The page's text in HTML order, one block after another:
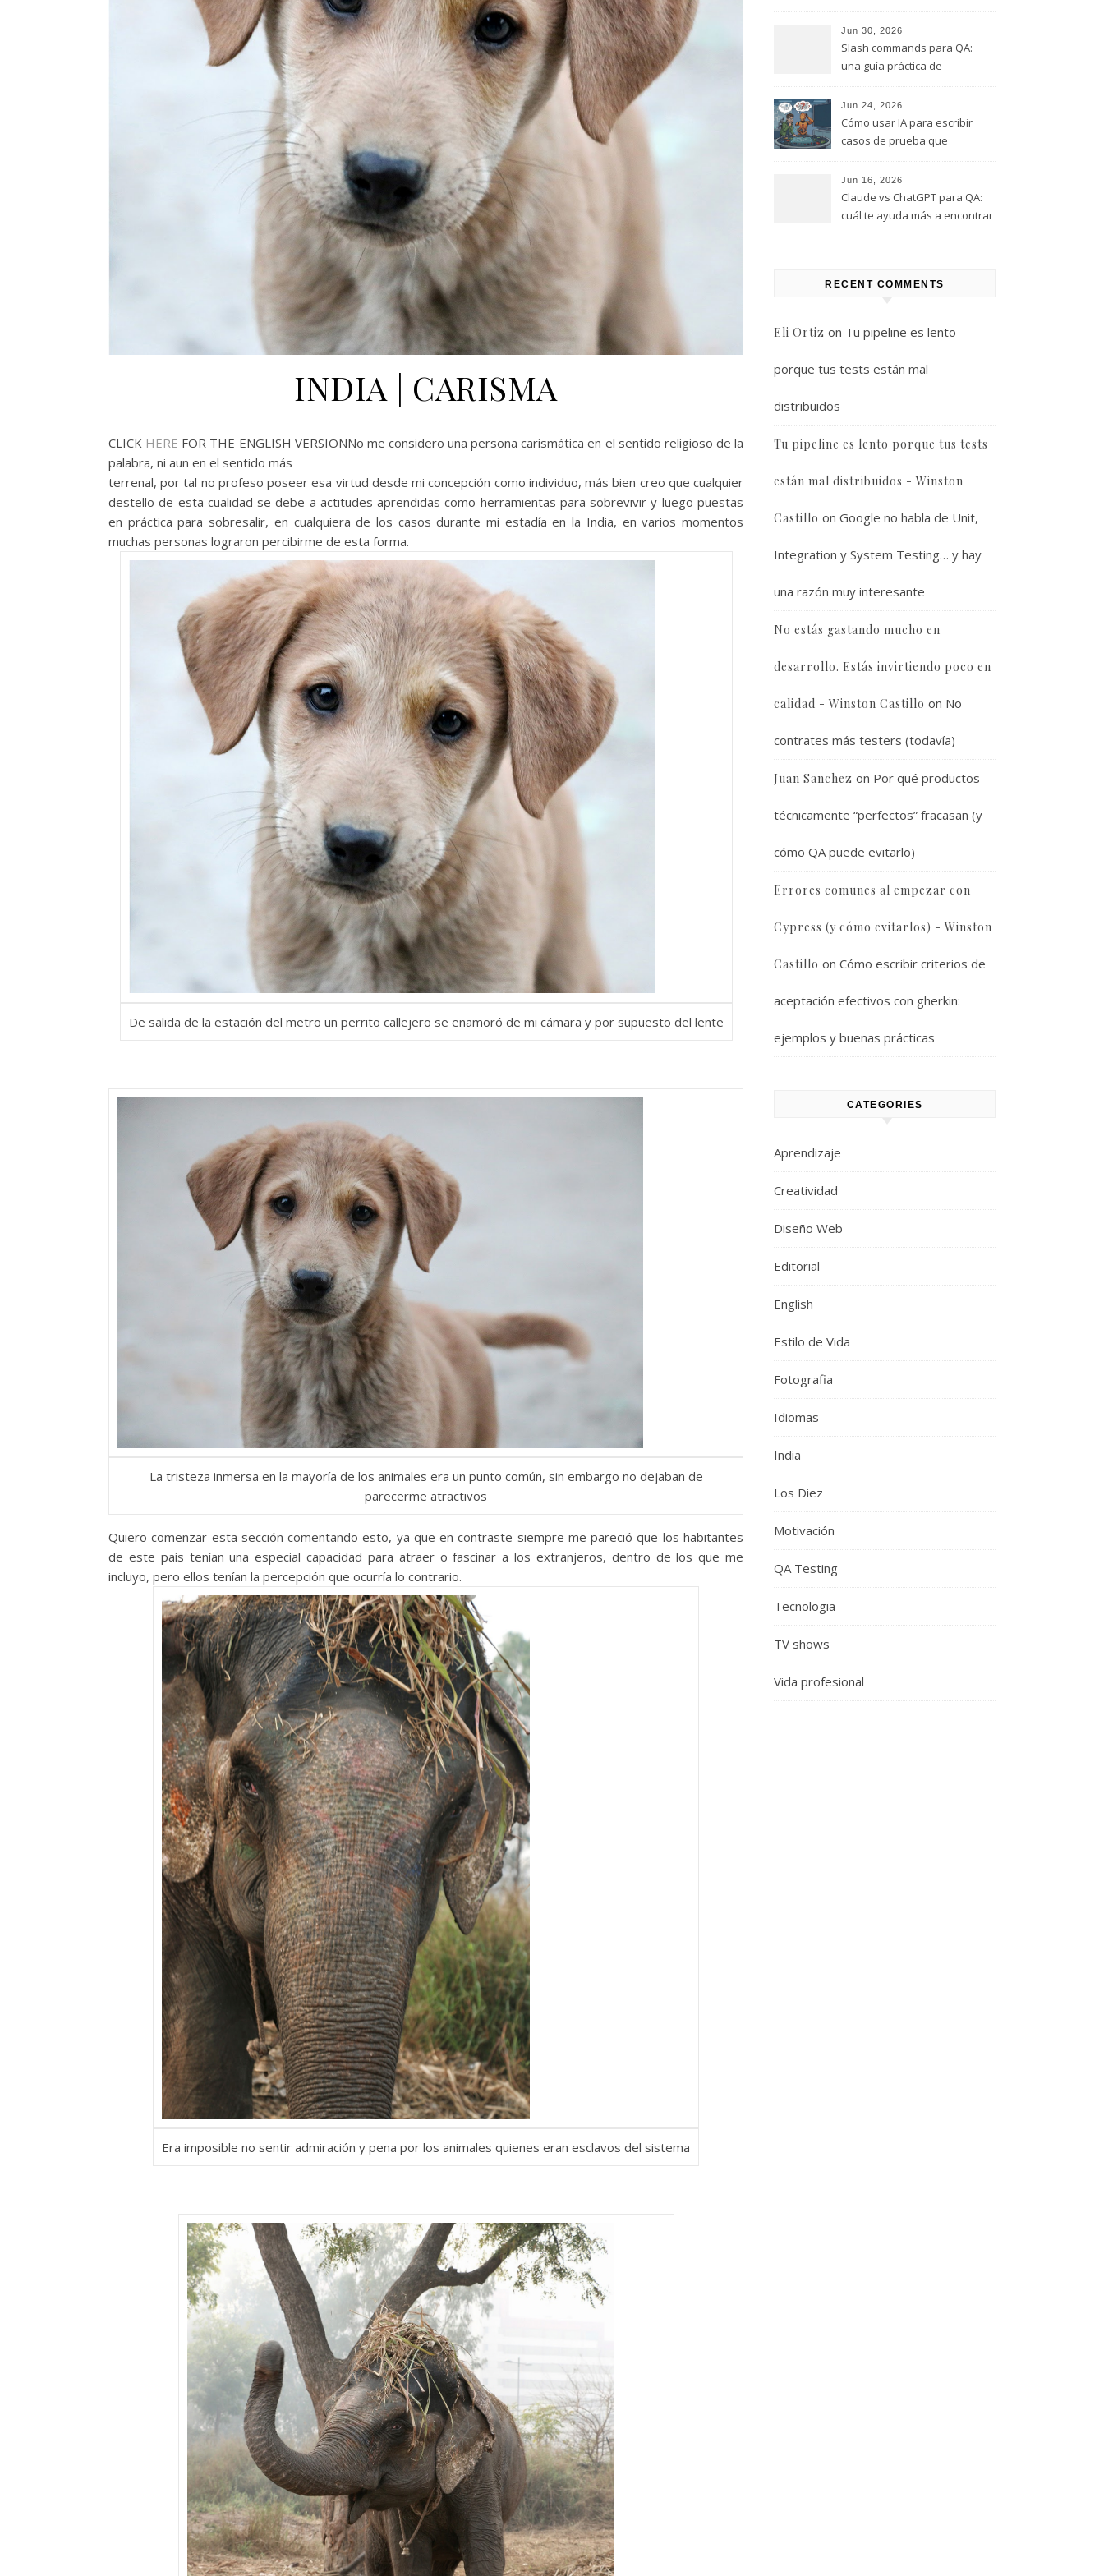
INDIA | CARISMA
CLICK HERE FOR THE ENGLISH VERSIONNo me considero una persona carismática en el sentido religioso de la
palabra, ni aun en el sentido más
terrenal, por tal no profeso poseer esa virtud desde mi concepción como individuo, más bien creo que cualquier
destello de esta cualidad se debe a actitudes aprendidas como herramientas para sobrevivir y luego puestas
en práctica para sobresalir, en cualquiera de los casos durante mi estadía en la India, en varios momentos
muchas personas lograron percibirme de esta forma.
De salida de la estación del metro un perrito callejero se enamoró de mi cámara y por supuesto del lente
La tristeza inmersa en la mayoría de los animales era un punto común, sin embargo no dejaban de
parecerme atractivos
Quiero comenzar esta sección comentando esto, ya que en contraste siempre me pareció que los habitantes
de este país tenían una especial capacidad para atraer o fascinar a los extranjeros, dentro de los que me
incluyo, pero ellos tenían la percepción que ocurría lo contrario.
Era imposible no sentir admiración y pena por los animales quienes eran esclavos del sistema
(Parte 1)
Jun 30, 2026
Slash commands para QA:
una guía práctica de
empezar a usar hoy
Jun 24, 2026
Cómo usar IA para escribir
casos de prueba que
Jun 16, 2026
Claude vs ChatGPT para QA:
cuál te ayuda más a encontrar
RECENT COMMENTS
Eli Ortiz on Tu pipeline es lento
porque tus tests están mal
distribuidos
Tu pipeline es lento porque tus tests
están mal distribuidos - Winston
Castillo on Google no habla de Unit,
Integration y System Testing… y hay
una razón muy interesante
No estás gastando mucho en
desarrollo. Estás invirtiendo poco en
calidad - Winston Castillo on No
contrates más testers (todavía)
Juan Sanchez on Por qué productos
técnicamente “perfectos” fracasan (y
cómo QA puede evitarlo)
Errores comunes al empezar con
Cypress (y cómo evitarlos) - Winston
Castillo on Cómo escribir criterios de
aceptación efectivos con gherkin:
ejemplos y buenas prácticas
CATEGORIES
Aprendizaje
Creatividad
Diseño Web
Editorial
English
Estilo de Vida
Fotografia
Idiomas
India
Los Diez
Motivación
QA Testing
Tecnologia
TV shows
Vida profesional